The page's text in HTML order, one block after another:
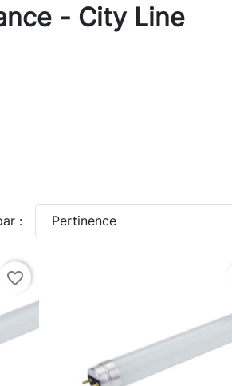
- City Line
: Pertinence
favorite_border